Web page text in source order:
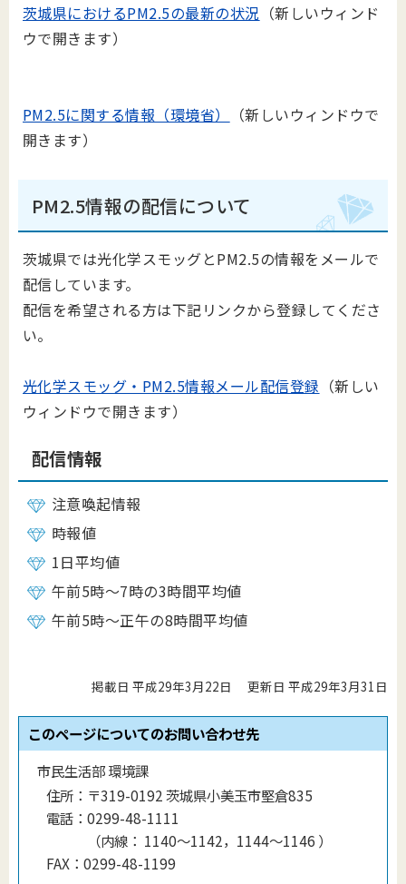
茨城県におけるPM2.5の最新の状況 （新しいウィンド
ウで開きます）
PM2.5に関する情報（環境省）
（新しいウィンドウで
開きます）
PM2.5情報の配信について
茨城県では光化学スモッグとPM2.5の情報をメールで
配信しています。
配信を希望される方は下記リンクから登録してくださ
い。
光化学スモッグ・PM2.5情報メール配信登録 （新しい
ウィンドウで開きます）
配信情報
注意喚起情報
時報値
1日平均値
午前5時～7時の3時間平均値
午前5時～正午の8時間平均値
掲載日 平成29年3月22日 更新日 平成29年3月31日
このページについてのお問い合わせ先
市民生活部 環境課
住所： 〒319-0192 茨城県小美玉市堅倉835
電話： 0299-48-1111
（内線 ： 1140〜1142，1144〜1146 ）
FAX： 0299-48-1199